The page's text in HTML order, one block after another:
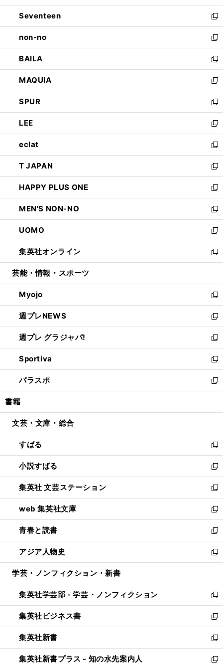
開
く
ウ
で
開
く
ン
ド
ウ
で
開
く
Seventeen
新
し
い
ウ
ィ
ン
ド
ウ
で
開
く
non-no
新
し
い
ウ
ィ
ン
ド
ウ
で
開
く
BAILA
新
し
い
ウ
ィ
ン
ド
ウ
で
開
く
MAQUIA
新
し
い
ウ
ィ
ン
ド
ウ
で
開
く
SPUR
新
し
い
ウ
ィ
ン
ド
ウ
で
開
く
LEE
新
し
い
ウ
ィ
ン
ド
ウ
で
開
く
eclat
新
し
い
ウ
ィ
ン
ド
ウ
で
開
く
T JAPAN
新
し
い
ウ
ィ
ン
ド
ウ
で
開
HAPPY PLUS ONE
新
し
い
ウ
ィ
ン
ド
ウ
開
く
MEN'S NON-NO
新
し
い
ウ
ィ
ン
ウ
で
開
く
UOMO
新
し
い
ウ
ン
ド
ウ
で
開
く
集英社オンライン
新
し
ウ
ィ
ン
ド
ウ
で
開
く
芸能・情報・スポーツ
Myojo
新
し
い
ウ
ィ
ン
ド
ウ
で
開
週プレNEWS
新
し
い
ウ
ィ
ン
ド
ウ
開
週プレ グラジャパ!
新
し
い
ウ
ィ
ン
ウ
開
く
Sportiva
新
し
い
ウ
ン
ウ
で
開
く
パラスポ
新
し
ウ
ン
ド
ウ
で
開
く
書籍
文芸・文庫・総合
すばる
新
し
い
ウ
ィ
ン
ド
ウ
で
開
く
小説すばる
新
し
い
ウ
ィ
ン
ド
ウ
で
開
集英社 文芸ステーション
新
し
い
ウ
ィ
ン
ド
ウ
開
く
web 集英社文庫
新
し
い
ウ
ィ
ン
ウ
で
開
く
青春と読書
新
し
い
ウ
ン
ド
ウ
で
開
く
アジア人物史
新
し
ウ
ィ
ン
ド
ウ
で
開
く
学芸・ノンフィクション・新書
集英社学芸部 - 学芸・ノンフィクション
新
し
い
ウ
ィ
ン
ド
集英社ビジネス書
新
し
い
ウ
ィ
集英社新書
新
し
い
集英社新書プラス - 知の水先案内人
新